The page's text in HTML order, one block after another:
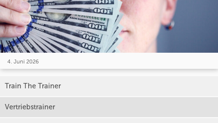
4. Juni 2026
Train The Trainer
Vertriebstrainer